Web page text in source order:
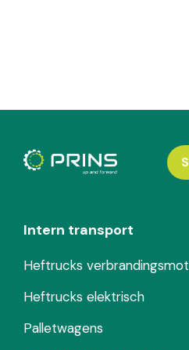
Intern transport
Heftrucks
Heftrucks elektrisch
Palletwagens